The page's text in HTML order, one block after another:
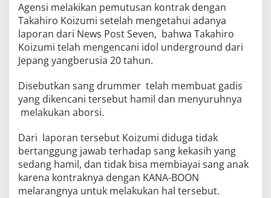
Agensi melakikan pemutusan kontrak dengan
Takahiro Koizumi setelah mengetahui adanya
laporan dari News Post Seven, bahwa Takahiro
Koizumi telah mengencani idol underground dari
Jepang yangberusia 20 tahun.
Disebutkan sang drummer telah membuat gadis
yang dikencani tersebut hamil dan menyuruhnya
melakukan aborsi.
Dari laporan tersebut Koizumi diduga tidak
bertanggung jawab terhadap sang kekasih yang
sedang hamil, dan tidak bisa membiayai sang anak
karena kontraknya dengan KANA-BOON
melarangnya untuk melakukan hal tersebut.